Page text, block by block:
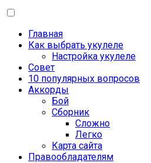
Главная
Как выбрать укулеле
Настройка укулеле
Совет
10 популярных вопросов
Аккорды
Бой
Сборник
Сложно
Легко
Карта сайта
Правообладателям